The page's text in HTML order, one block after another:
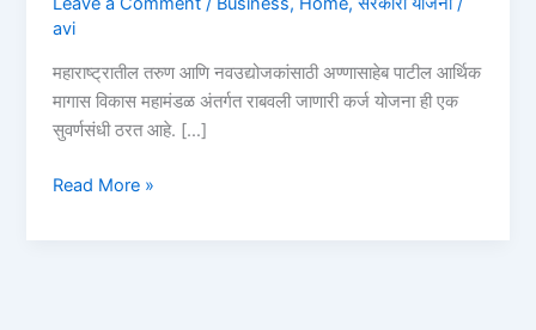
avi
महाराष्ट्रातील तरुण आणि नवउद्योजकांसाठी अण्णासाहेब पाटील आर्थिक
मागास विकास महामंडळ अंतर्गत राबवली जाणारी कर्ज योजना ही एक
सुवर्णसंधी ठरत आहे. […]
अण्णासाहेब
Read More »